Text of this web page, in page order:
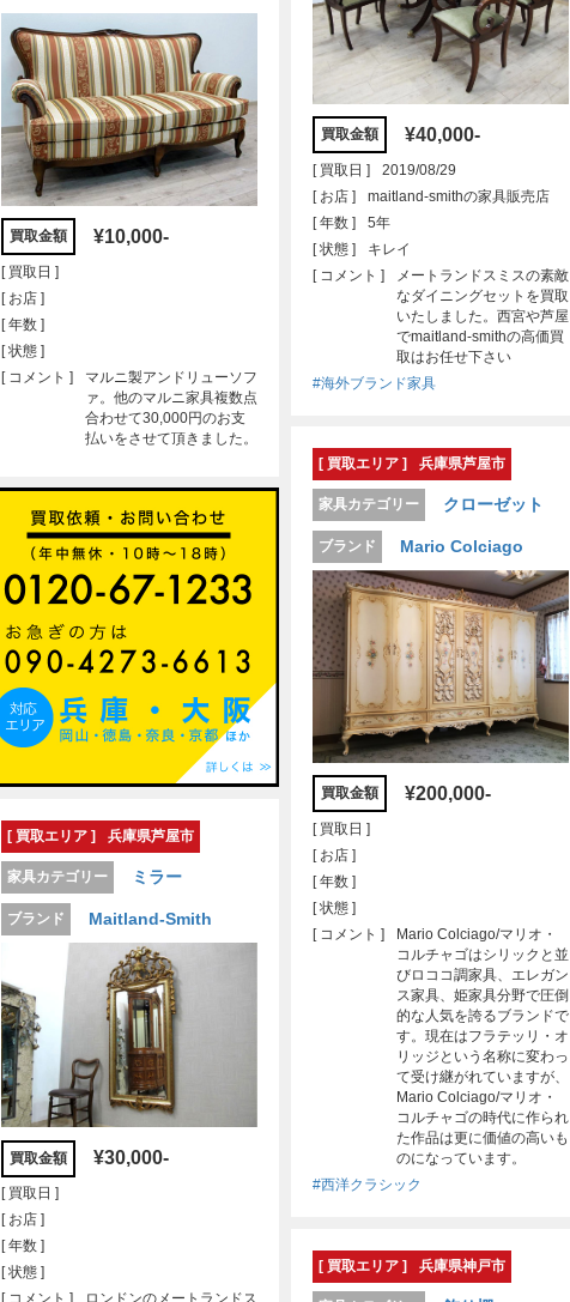
買取金額 ¥40,000-
[ 買取日 ]
2019/08/29
[ お店 ]
maitland-smithの家具販売店
[ 年数 ]
5年
[ 状態 ]
キレイ
[ コメント ]
メートランドスミスの素敵
なダイニングセットを買取
いたしました。西宮や芦屋
でmaitland-smithの高価買
取はお任せ下さい
#海外ブランド家具
買取金額 ¥10,000-
[ 買取日 ]
[ お店 ]
[ 年数 ]
[ 状態 ]
[ コメント ]
マルニ製アンドリューソフ
ァ。他のマルニ家具複数点
合わせて30,000円のお支
払いをさせて頂きました。
[ 買取エリア ]
兵庫県芦屋市
家具カテゴリー クローゼット
ブランド Mario Colciago
買取金額 ¥200,000-
[ 買取日 ]
[ お店 ]
[ 年数 ]
[ 状態 ]
[ コメント ]
Mario Colciago/マリオ・
コルチャゴはシリックと並
びロココ調家具、エレガン
ス家具、姫家具分野で圧倒
的な人気を誇るブランドで
す。現在はフラテッリ・オ
リッジという名称に変わっ
て受け継がれていますが、
Mario Colciago/マリオ・
コルチャゴの時代に作られ
た作品は更に価値の高いも
のになっています。
#西洋クラシック
[ 買取エリア ] 兵庫県芦屋市
家具カテゴリー ミラー
ブランド Maitland-Smith
買取金額 ¥30,000-
[ 買取日 ]
[ お店 ]
[ 年数 ]
[ 状態 ]
[ コメント ]
ロンドンのメートランドス
[ 買取エリア ] 兵庫県神戸市